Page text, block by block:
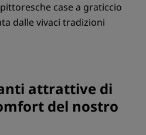
case a graticcio
dalle vivaci tradizioni
attrattive di
del nostro